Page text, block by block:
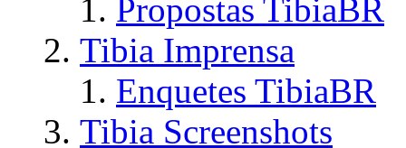
Propostas TibiaBR
Tibia Imprensa
Enquetes TibiaBR
Tibia Screenshots